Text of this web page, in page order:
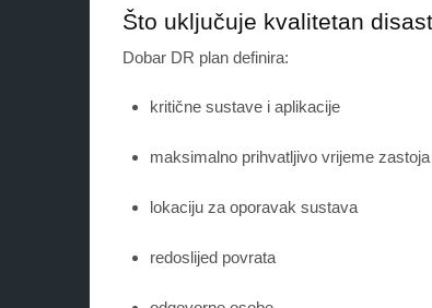
Što uključuje kvalitetan
Dobar DR plan definira:
kritične sustave i aplikacije
maksimalno prihvatljivo vrijeme zastoja
lokaciju za oporavak sustava
redoslijed povrata